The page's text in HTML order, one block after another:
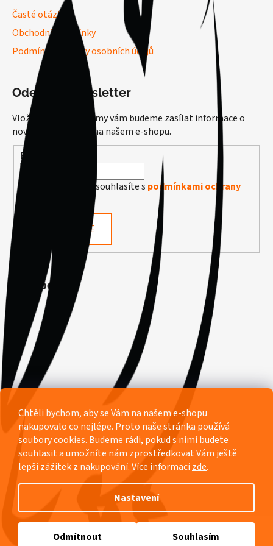
Chtěli bychom, aby se Vám na našem e-shopu
nakupovalo co nejlépe. Proto naše stránka používá
soubory cookies. Budeme rádi, pokud s nimi budete
souhlasit a umožníte nám zprostředkovat Vám ještě
lepší zážitek z nakupování.Více informacízde.
Nastavení
Odmítnout Souhlasím
Časté otázky
Obchodní podmínky
Podmínky ochrany osobních údajů
Odebírat newsletter
Vložte svůj e-mail a my vám budeme zasílat informace o
nových produktech na našem e-shopu.
E-mail
Vložením e-mailu souhlasíte s podmínkami ochrany
PŘIHLÁSIT SE
Facebook
Copyright 2026Pyžamový ráj Rozárka. Všechna práva